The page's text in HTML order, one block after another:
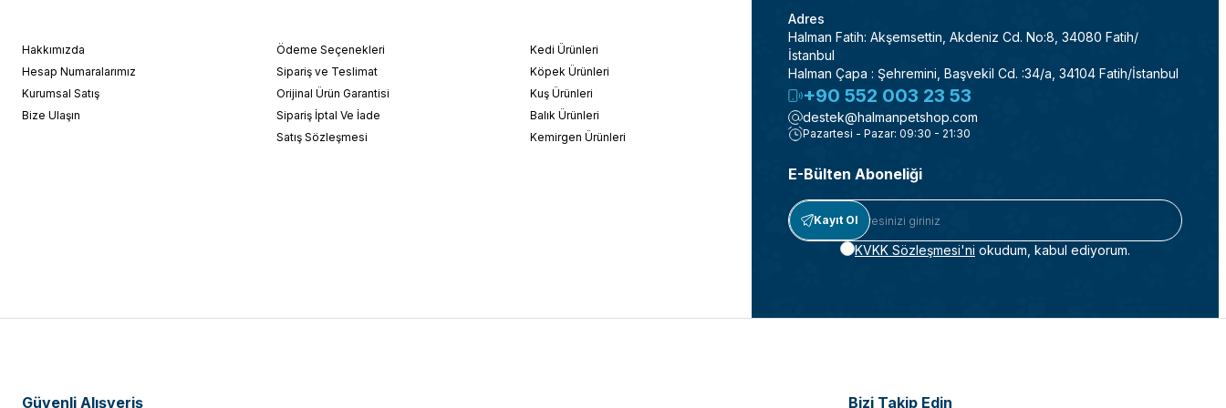
Hakkımızda
Hesap Numaralarımız
Kurumsal Satış
Bize Ulaşın
Ödeme Seçenekleri
Sipariş ve Teslimat
Orijinal Ürün Garantisi
Sipariş İptal Ve İade
Satış Sözleşmesi
Kedi Ürünleri
Köpek Ürünleri
Kuş Ürünleri
Balık Ürünleri
Kemirgen Ürünleri
Adres
Halman Fatih: Akşemsettin, Akdeniz Cd. No:8, 34080 Fatih/
İstanbul
Halman Çapa : Şehremini, Başvekil Cd. :34/a, 34104 Fatih/İstanbul
+90 552 003 23 53
destek@halmanpetshop.com
Pazartesi - Pazar: 09:30 - 21:30
E-Bülten Aboneliği
Kayıt Ol
KVKK Sözleşmesi'ni okudum, kabul ediyorum.
Güvenli Alışveriş Bizi Takip Edin